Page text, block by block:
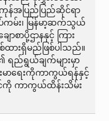
န်ကုန်အပြည်ပြည်ဆိုင်ရာ
မ်း၊ မြန်မာ့ဆက်သွယ်
ောစာပို့ဌာနနှင့် ကြား
ထားရှိမည်ဖြစ်ပါသည်။
ည်ရွယ်ချက်များမှာ
မာရေးကိုကာကွယ်ရန်နှင့်
ကို ကာကွယ်ထိန်းသိမ်း